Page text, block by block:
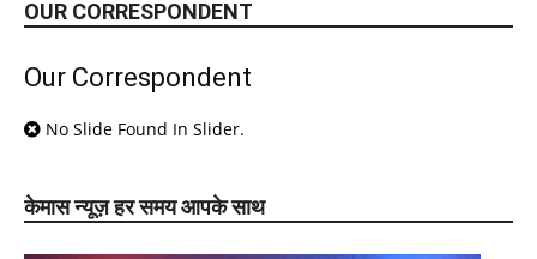
OUR CORRESPONDENT
Our Correspondent
No Slide Found In Slider.
केमास न्यूज़ हर समय आपके साथ